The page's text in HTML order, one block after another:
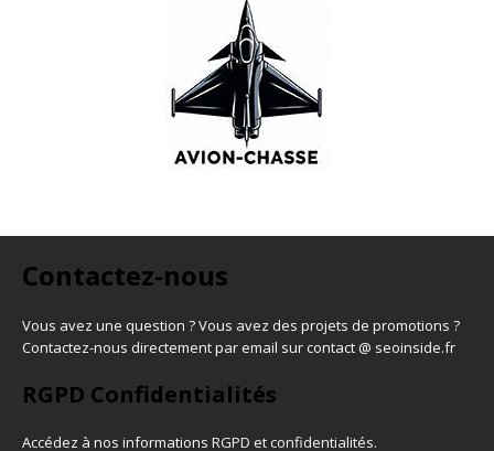
Contactez-nous
Vous avez une question ? Vous avez des projets de promotions ?
Contactez-nous directement par email sur contact @ seoinside.fr
RGPD Confidentialités
Accédez à nos informations RGPD et confidentialités.